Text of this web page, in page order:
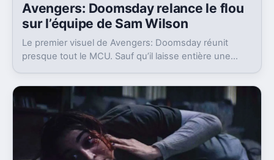
Avengers: Doomsday relance le flou
sur l’équipe de Sam Wilson
Le premier visuel de Avengers: Doomsday réunit
presque tout le MCU. Sauf qu’il laisse entière une
Wilson ?